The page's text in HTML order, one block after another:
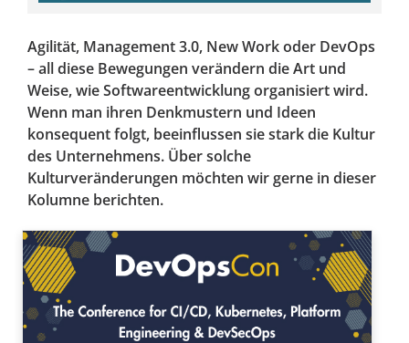
Agilität, Management 3.0, New Work oder DevOps
– all diese Bewegungen verändern die Art und
Weise, wie Softwareentwicklung organisiert wird.
Wenn man ihren Denkmustern und Ideen
konsequent folgt, beeinflussen sie stark die Kultur
des Unternehmens. Über solche
Kulturveränderungen möchten wir gerne in dieser
Kolumne berichten.